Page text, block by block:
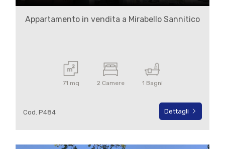
Appartamento in vendita a Mirabello Sannitico
71 mq 2 Camere 1 Bagni
Cod. P484 Dettagli
minimi